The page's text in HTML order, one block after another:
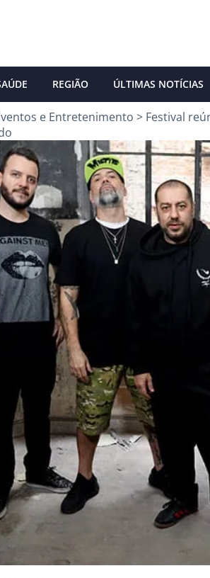
REGIÃO ÚLTIMAS NOTÍCIAS
e Entretenimento > Festival